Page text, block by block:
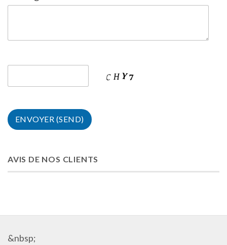
AVIS DE NOS CLIENTS
&nbsp;